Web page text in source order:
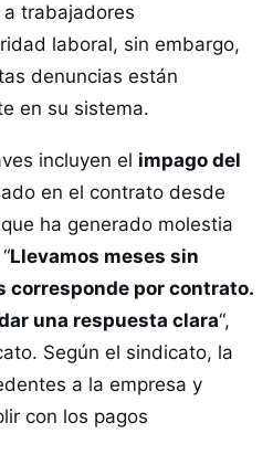
a trabajadores
laboral, sin embargo,
denuncias están
en su sistema.
incluyen el impago del
en el contrato desde
ha generado molestia
Llevamos meses sin
corresponde por contrato.
una respuesta clara“,
Según el sindicato, la
a la empresa y
con los pagos